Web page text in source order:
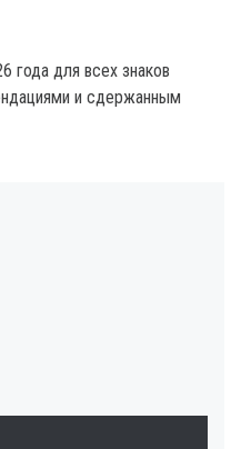
года для всех знаков
и сдержанным